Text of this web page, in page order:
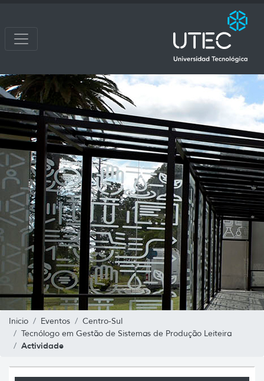
Inicio Eventos
Centro-Sul
Tecnólogo em Gestão de Sistemas de Produção Leiteira
Actividade